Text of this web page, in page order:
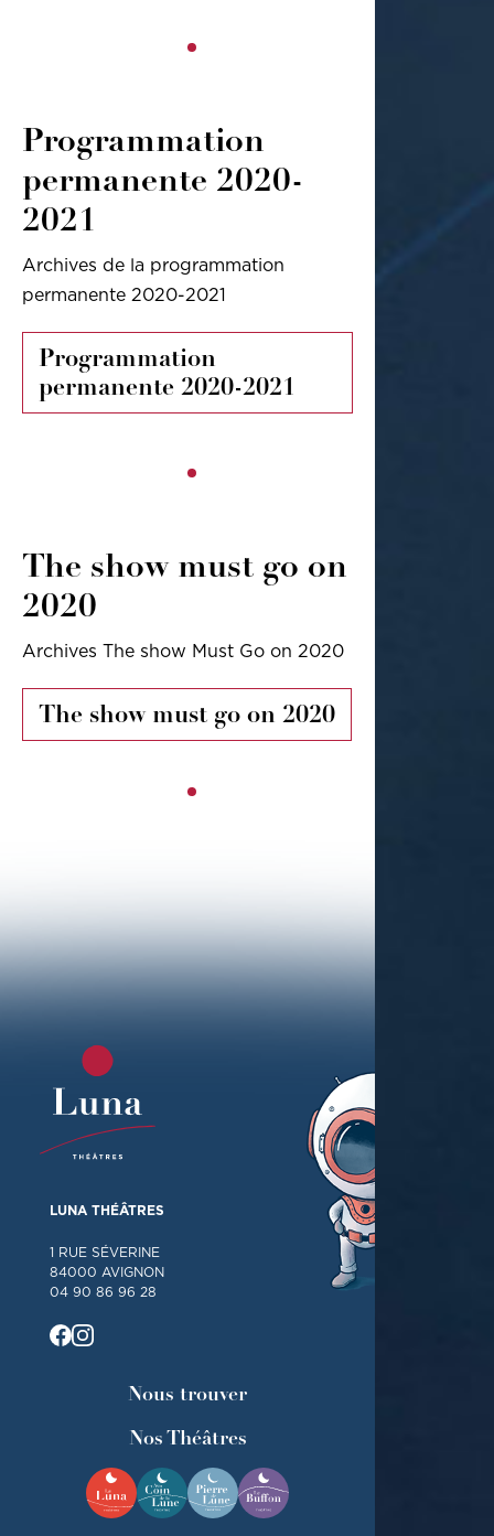
Programmation
permanente 2020-
2021
Archives de la programmation
permanente 2020-2021
Programmation
permanente 2020-2021
The show must go on
2020
Archives The show Must Go on 2020
The show must go on 2020
LUNA THÉÂTRES
1 RUE SÉVERINE
84000 AVIGNON
04 90 86 96 28
Nous trouver
Nos Théâtres